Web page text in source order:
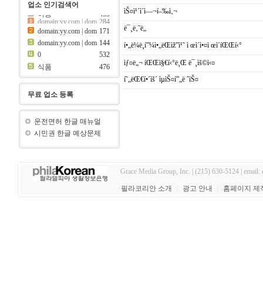
업소 인기검색어
이용
455
이용
455
보험
420
domain:yy.com | dom
ain:y ???..
171
08
간판
406
domain:yy.com | dom
ain:z ???..
144
69
제과점
399
0 532
크래딧 399
식품 476
무료 업소 등록
운전면허 한글 매뉴얼
시민권 한글 예상문제
ìŠ¤ì¹´ì´ì—¬í–‰ì‚¬
ë¯¸ë‚˜ë„
í•„ë¼ë¸í”¼ì•„ëŒìž”ì¹˜ ì œì´ì•¤ì œì´íŒŒí‹°
ìƒ¤ë„¬ íŒŒì§€í‹°ë¸Œ ë¯¸ìš©ì‹¤
í˜„ëŒ€í•´ìš´ ìµìŠ¤í”„ë ˆìŠ¤
Grace Media Group, Inc. | (215) 630-5124 | email:
필라코리안 소개 광고 안내 홈페이지 제